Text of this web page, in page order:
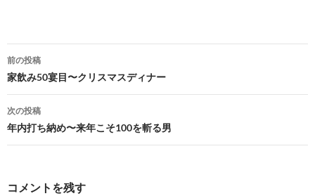
投
稿
ナ
ビ
ゲ
前の投稿
家飲み50宴目〜クリスマスディナー
次の投稿
年内打ち納め〜来年こそ100を斬る男
コメントを残す